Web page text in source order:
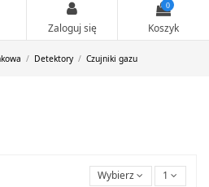
Zaloguj się
0
Koszyk
Detektory Czujniki gazu
Wybierz 1